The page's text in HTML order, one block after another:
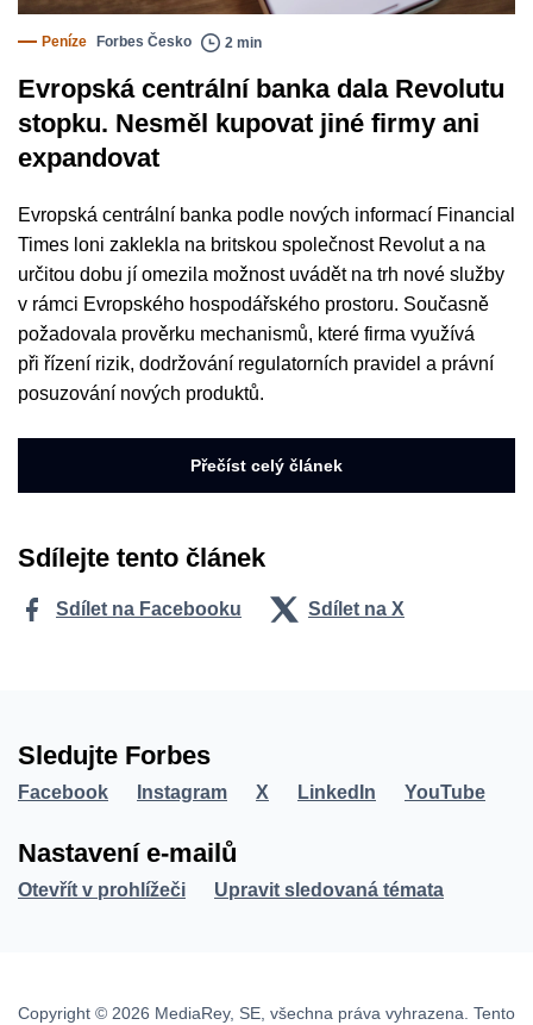
Peníze Forbes Česko 2 min
Evropská centrální banka dala Revolutu
stopku. Nesměl kupovat jiné firmy ani
expandovat
Evropská centrální banka podle nových informací Financial
Times loni zaklekla na britskou společnost Revolut a na
určitou dobu jí omezila možnost uvádět na trh nové služby
v rámci Evropského hospodářského prostoru. Současně
požadovala prověrku mechanismů, které firma využívá
při řízení rizik, dodržování regulatorních pravidel a právní
posuzování nových produktů.
Přečíst celý článek
Sdílejte tento článek
Sdílet na Facebooku Sdílet na X
Sledujte Forbes
Facebook Instagram X LinkedIn YouTube
Nastavení e-mailů
Otevřít v prohlížeči Upravit sledovaná témata
Copyright © 2026 MediaRey, SE, všechna práva vyhrazena. Tento